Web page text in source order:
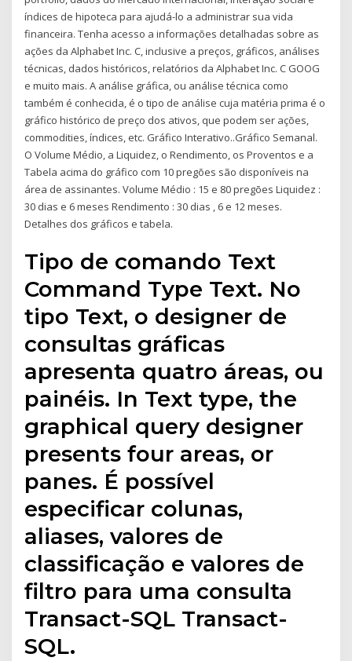
índices de hipoteca para ajudá-lo a administrar sua vida
financeira. Tenha acesso a informações detalhadas sobre as
ações da Alphabet Inc. C, inclusive a preços, gráficos, análises
técnicas, dados históricos, relatórios da Alphabet Inc. C GOOG
e muito mais. A análise gráfica, ou análise técnica como
também é conhecida, é o tipo de análise cuja matéria prima é o
gráfico histórico de preço dos ativos, que podem ser ações,
commodities, índices, etc. Gráfico Interativo..Gráfico Semanal.
O Volume Médio, a Liquidez, o Rendimento, os Proventos e a
Tabela acima do gráfico com 10 pregões são disponíveis na
área de assinantes. Volume Médio : 15 e 80 pregões Liquidez :
30 dias e 6 meses Rendimento : 30 dias , 6 e 12 meses.
Detalhes dos gráficos e tabela.
Tipo de comando Text
Command Type Text. No
tipo Text, o designer de
consultas gráficas
apresenta quatro áreas, ou
painéis. In Text type, the
graphical query designer
presents four areas, or
panes. É possível
especificar colunas,
aliases, valores de
classificação e valores de
filtro para uma consulta
Transact-SQL Transact-
SQL.